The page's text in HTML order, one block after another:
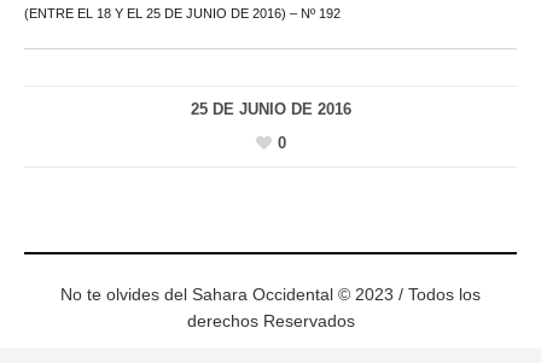
(ENTRE EL 18 Y EL 25 DE JUNIO DE 2016) – Nº 192
25 DE JUNIO DE 2016
0
No te olvides del Sahara Occidental © 2023 / Todos los
derechos Reservados